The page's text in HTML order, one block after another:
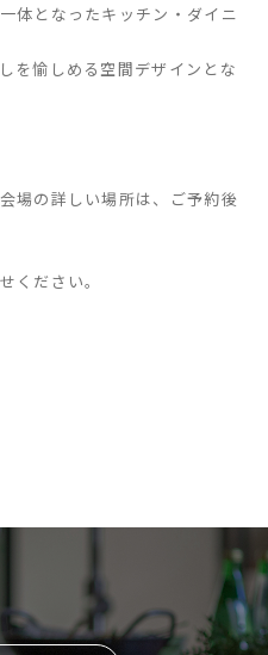
体となったキッチン・ダイニ
を愉しめる空間デザインとな
場の詳しい場所は、ご予約後
ください。